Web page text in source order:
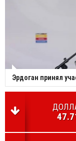
Эрдоган принял